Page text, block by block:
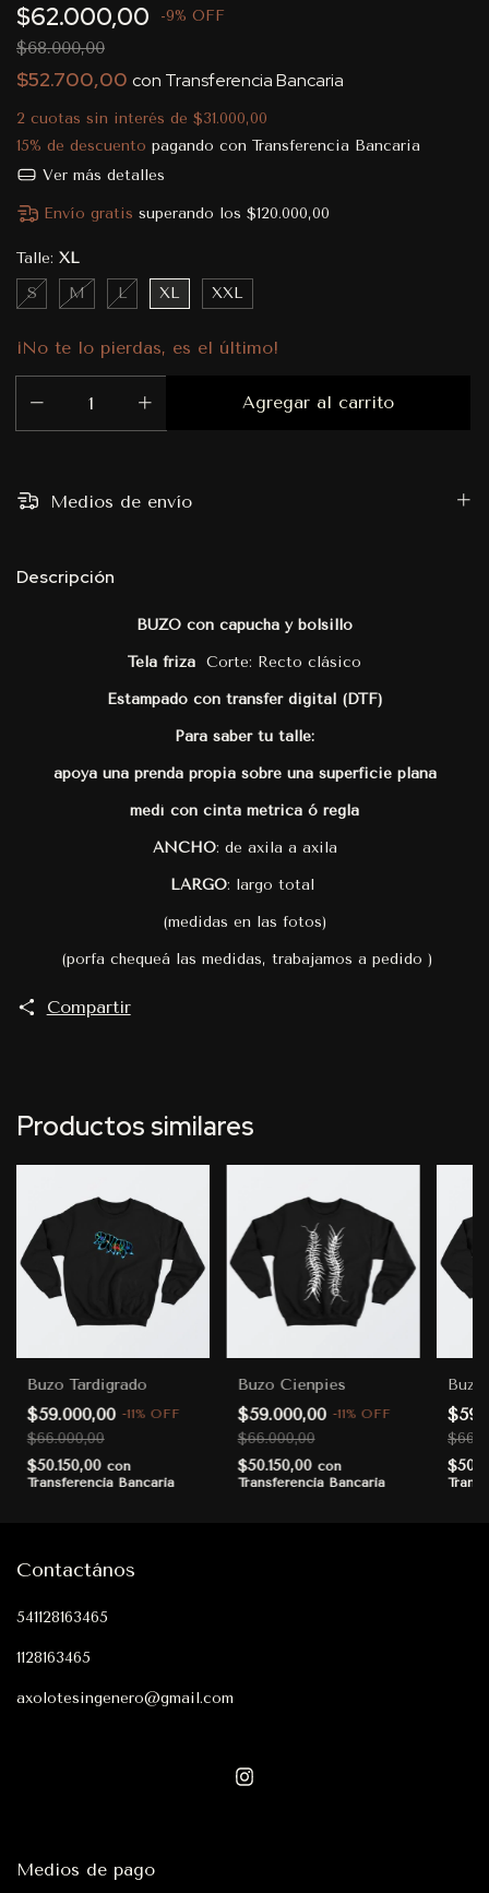
$62.000,00 -9% OFF
$68.000,00
$52.700,00 con Transferencia Bancaria
2 cuotas sin interés de $31.000,00
15% de descuento pagando con Transferencia Bancaria
Ver más detalles
Envío gratis superando los$120.000,00
Talle: XL
S
M L XL XXL
¡No te lo pierdas, es el último!
Medios de envío
Descripción
BUZO con capucha y bolsillo
Tela friza Corte: Recto clásico
Estampado con transfer digital (DTF)
Para saber tu talle:
apoya una prenda propia sobre una superficie plana
medí con cinta metrica ó regla
ANCHO: de axila a axila
LARGO: largo total
(medidas en las fotos)
(porfa chequeá las medidas, trabajamos a pedido )
Compartir
Productos similares
Buzo Tardigrado
$59.000,00 -11% OFF
$66.000,00
$50.150,00 con
Transferencia Bancaria
Buzo Cienpies
$59.000,00 -11% OFF
$66.000,00
$50.150,00 con
Transferencia Bancaria
Buzo
Contactános
541128163465
1128163465
axolotesingenero@gmail.com
Medios de pago